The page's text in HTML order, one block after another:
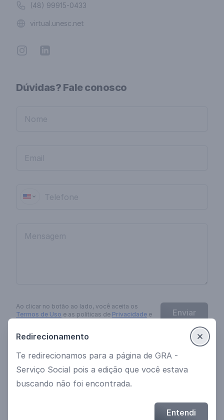
Telefone(48) 99915-0433
Websitevirtual.unesc.net
InstagramLinkedin
Dúvidas? Fale conosco
Ao clicar no botão ao lado, você aceita os
Termos de Uso e as políticas de Privacidade e
Enviar
Ver mais cursos
Política de Privacidade
Termos de uso
© 2021 Desenvolvido por EngagED
Redirecionamento
Te redirecionamos para a página de GRA -
Serviço Social pois a edição que você estava
buscando não foi encontrada.
Entendi